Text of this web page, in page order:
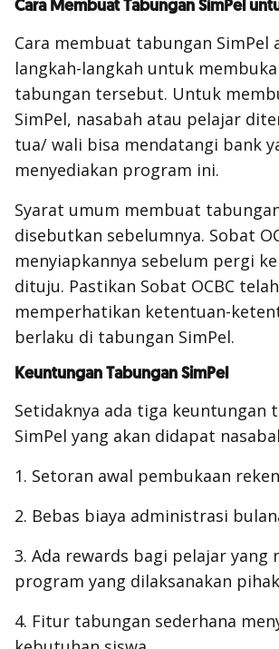
Cara Membuat Tabungan SimPel
Cara membuat tabungan SimPel
langkah-langkah untuk
tabungan tersebut. Untuk
SimPel, nasabah atau pelajar
tua/ wali bisa mendatangi bank
menyediakan program ini.
Syarat umum membuat
disebutkan sebelumnya. Sobat
menyiapkannya sebelum pergi
dituju. Pastikan Sobat OCBC telah
memperhatikan ketentuan-
berlaku di tabungan SimPel.
Keuntungan Tabungan SimPel
Setidaknya ada tiga keuntungan
SimPel yang akan didapat
1. Setoran awal pembukaan
2. Bebas biaya administrasi
3. Ada rewards bagi pelajar yang
program yang dilaksanakan
4. Fitur tabungan sederhana